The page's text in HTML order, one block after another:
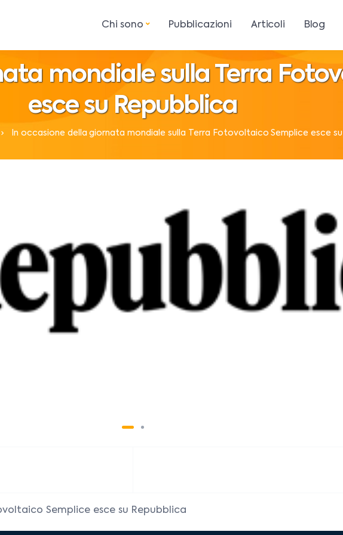
Chi sono Pubblicazioni Articoli Blog
mondiale sulla Terra
esce su Repubblica
In occasione della giornata mondiale sulla Terra Fotovoltaico Semplice esce
Semplice esce su Repubblica